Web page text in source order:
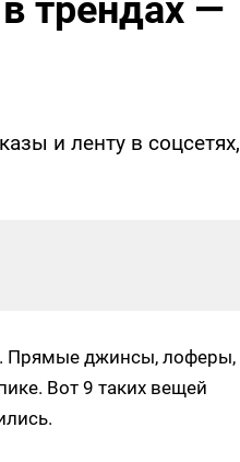
трендах —
и ленту в соцсетях,
Прямые джинсы, лоферы,
Вот 9 таких вещей